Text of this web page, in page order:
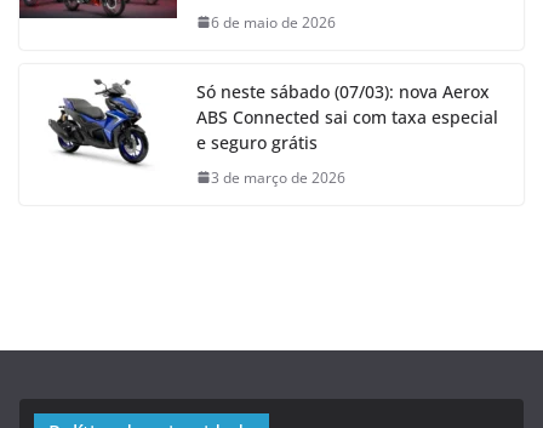
6 de maio de 2026
Só neste sábado (07/03): nova Aerox
ABS Connected sai com taxa especial
e seguro grátis
3 de março de 2026